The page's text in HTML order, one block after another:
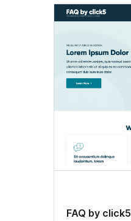
FAQ by click5